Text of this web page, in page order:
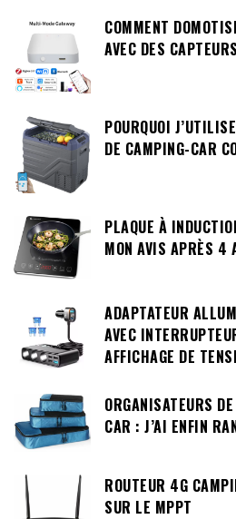
COMMENT
AVEC DES
POURQUOI
DE CAMPING-CAR
PLAQUE À
MON AVIS APRÈS 4
ADAPTATEUR
AVEC
AFFICHAGE DE
ORGANISATEURS
CAR : J’AI ENFIN
ROUTEUR 4G
SUR LE MPPT